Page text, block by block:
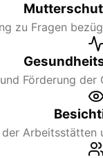
zu Fragen
Förderung
Arbeitsstätten